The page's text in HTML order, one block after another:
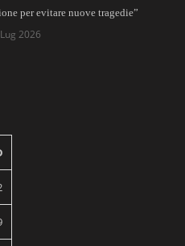
per evitare nuove tragedie”
2026